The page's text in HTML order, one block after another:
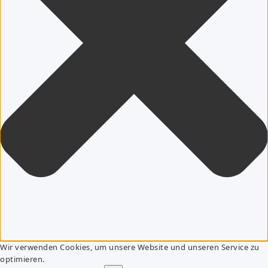
Wir verwenden Cookies, um unsere Website und unseren Service zu
optimieren.